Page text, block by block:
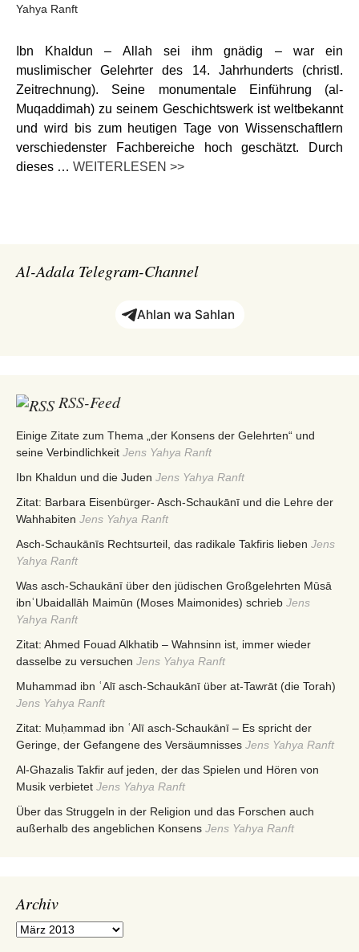
Yahya Ranft
Ibn Khaldun – Allah sei ihm gnädig – war ein
muslimischer Gelehrter des 14. Jahrhunderts (christl.
Zeitrechnung). Seine monumentale Einführung (al-
Muqaddimah) zu seinem Geschichtswerk ist weltbekannt
und wird bis zum heutigen Tage von Wissenschaftlern
verschiedenster Fachbereiche hoch geschätzt. Durch
dieses … WEITERLESEN >>
Al-Adala Telegram-Channel
Ahlan wa Sahlan
RSS-Feed
Einige Zitate zum Thema „der Konsens der Gelehrten“ und
seine Verbindlichkeit Jens Yahya Ranft
Ibn Khaldun und die Juden Jens Yahya Ranft
Zitat: Barbara Eisenbürger- Asch-Schaukānī und die Lehre der
Wahhabiten Jens Yahya Ranft
Asch-Schaukānīs Rechtsurteil, das radikale Takfiris lieben Jens
Yahya Ranft
Was asch-Schaukānī über den jüdischen Großgelehrten Mūsā
ibnʿUbaidallāh Maimūn (Moses Maimonides) schrieb Jens
Yahya Ranft
Zitat: Ahmed Fouad Alkhatib – Wahnsinn ist, immer wieder
dasselbe zu versuchen Jens Yahya Ranft
Muhammad ibn ʿAlī asch-Schaukānī über at-Tawrāt (die Torah)
Jens Yahya Ranft
Zitat: Muḥammad ibn ʿAlī asch-Schaukānī – Es spricht der
Geringe, der Gefangene des Versäumnisses Jens Yahya Ranft
Al-Ghazalis Takfir auf jeden, der das Spielen und Hören von
Musik verbietet Jens Yahya Ranft
Über das Struggeln in der Religion und das Forschen auch
außerhalb des angeblichen Konsens Jens Yahya Ranft
Archiv
Archiv